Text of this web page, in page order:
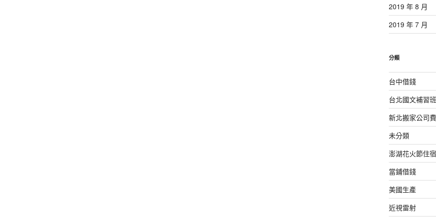
2019 年 8 月
2019 年 7 月
分類
台中借錢
台北國文補習班
新北搬家公司
未分類
澎湖花火節住
當鋪借錢
美國生產
近視雷射